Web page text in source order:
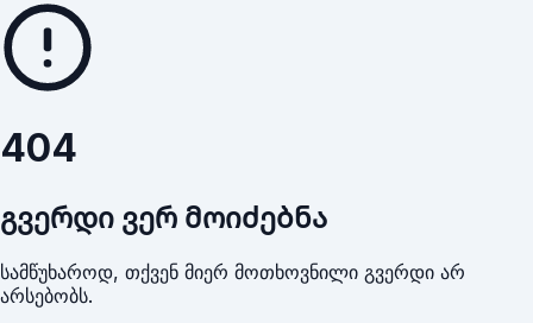
404
გვერდი ვერ მოიძებნა
სამწუხაროდ, თქვენ მიერ მოთხოვნილი გვერდი არ
არსებობს.